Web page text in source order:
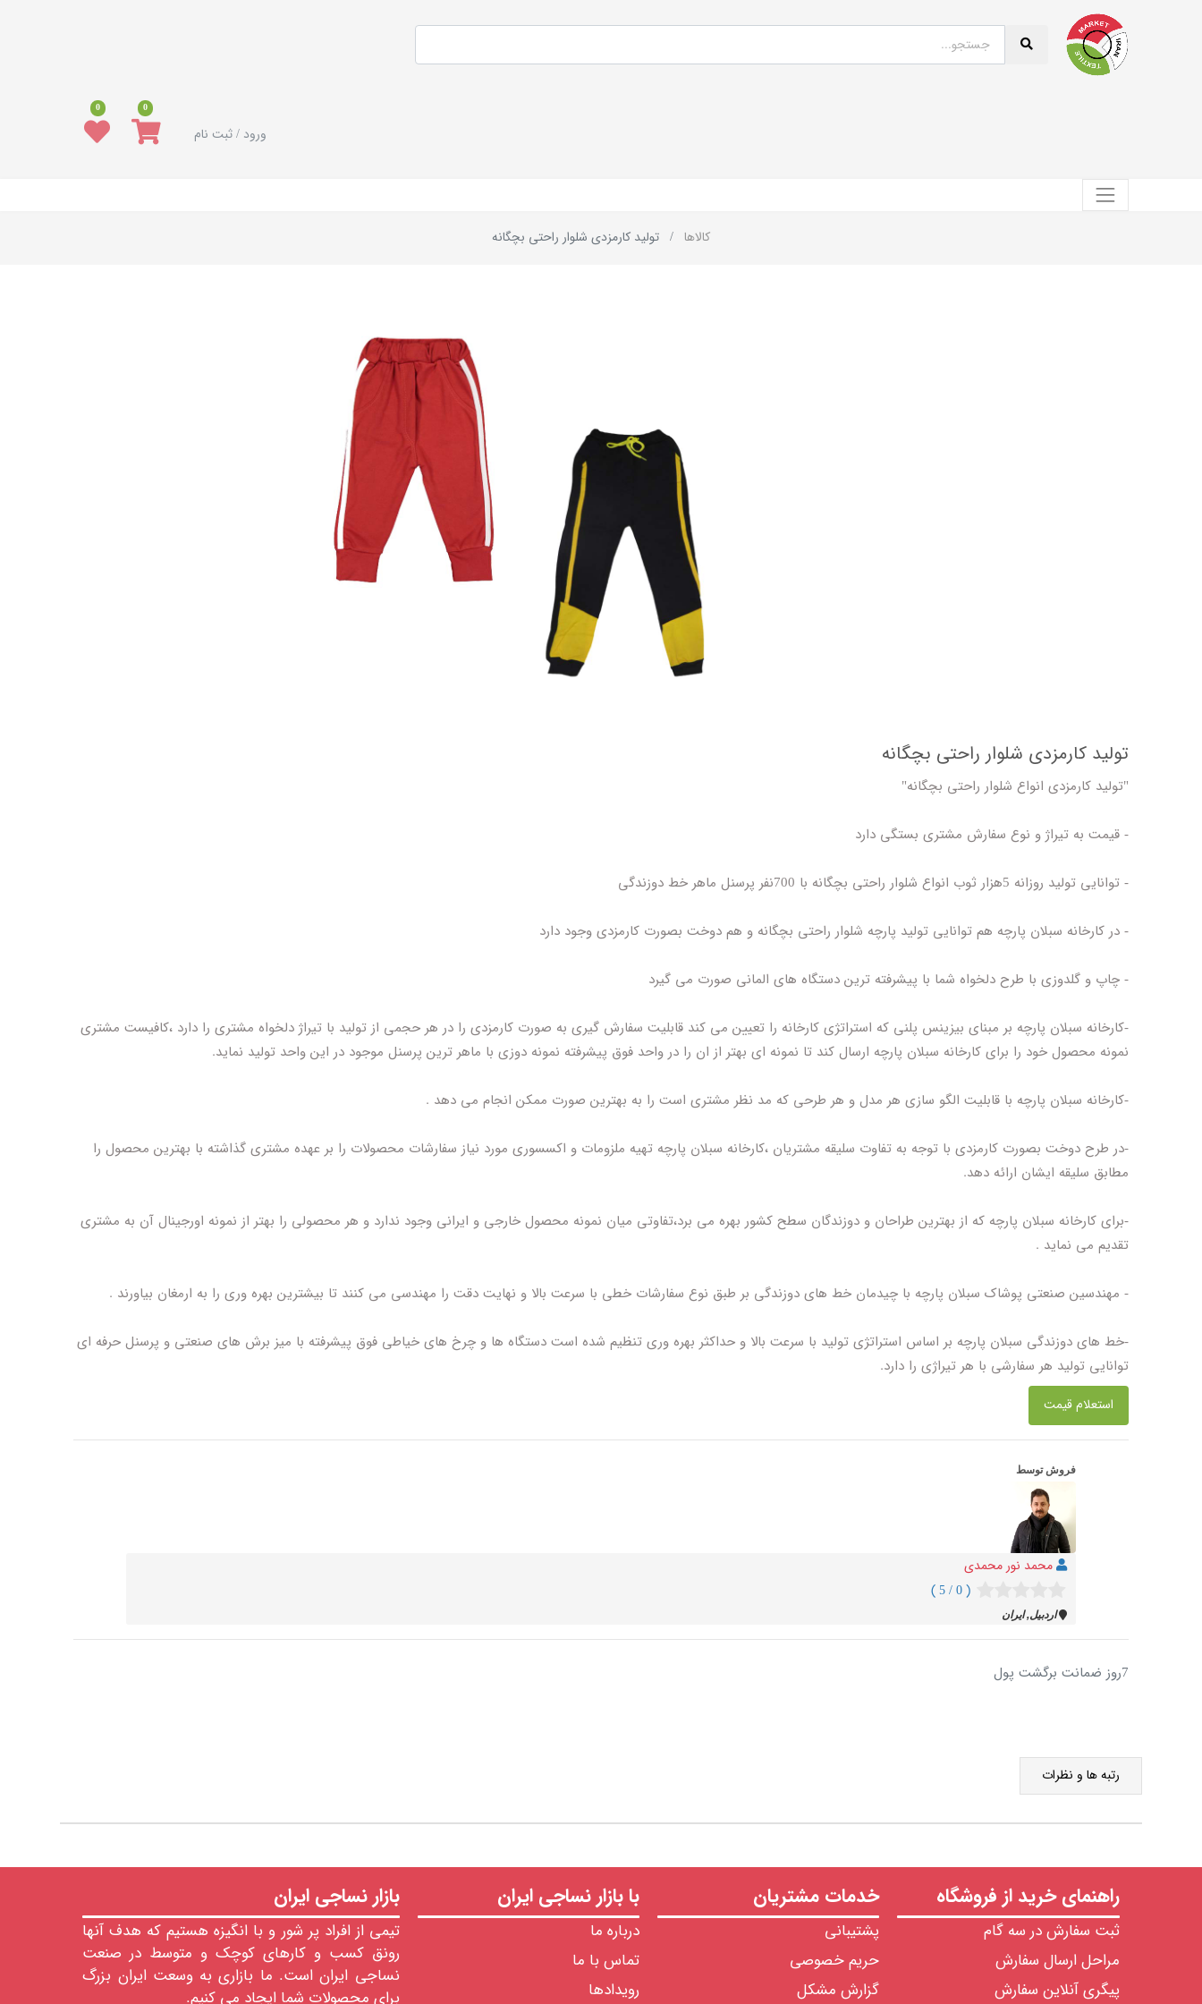
ورود / ثبت نام
0
0
کالاها تولید کارمزدی شلوار راحتی بچگانه
تولید کارمزدی شلوار راحتی بچگانه
"تولید کارمزدی انواع شلوار راحتی بچگانه"
- قیمت به تیراژ و نوع سفارش مشتری بستگی دارد
- توانایی تولید روزانه 5هزار ثوب انواع شلوار راحتی بچگانه با 700نفر پرسنل ماهر خط دوزندگی
- در کارخانه سبلان پارچه هم توانایی تولید پارچه شلوار راحتی بچگانه و هم دوخت بصورت کارمزدی وجود دارد
- چاپ و گلدوزی با طرح دلخواه شما با پیشرفته ترین دستگاه های المانی صورت می گیرد
-کارخانه سبلان پارچه بر مبنای بیزینس پلنی که استراتژی کارخانه را تعیین می کند قابلیت سفارش گیری به صورت کارمزدی را در هر حجمی از تولید با تیراژ دلخواه مشتری را دارد ،کافیست مشتری
نمونه محصول خود را برای کارخانه سبلان پارچه ارسال کند تا نمونه ای بهتر از ان را در واحد فوق پیشرفته نمونه دوزی با ماهر ترین پرسنل موجود در این واحد تولید نماید.
-کارخانه سبلان پارچه با قابلیت الگو سازی هر مدل و هر طرحی که مد نظر مشتری است را به بهترین صورت ممکن انجام می دهد .
-در طرح دوخت بصورت کارمزدی با توجه به تفاوت سلیقه مشتریان ،کارخانه سبلان پارچه تهیه ملزومات و اکسسوری مورد نیاز سفارشات محصولات را بر عهده مشتری گذاشته با بهترین محصول را
مطابق سلیقه ایشان ارائه دهد.
-برای کارخانه سبلان پارچه که از بهترین طراحان و دوزندگان سطح کشور بهره می برد،تفاوتی میان نمونه محصول خارجی و ایرانی وجود ندارد و هر محصولی را بهتر از نمونه اورجینال آن به مشتری
تقدیم می نماید .
- مهندسین صنعتی پوشاک سبلان پارچه با چیدمان خط های دوزندگی بر طبق نوع سفارشات خطی با سرعت بالا و نهایت دقت را مهندسی می کنند تا بیشترین بهره وری را به ارمغان بیاورند .
-خط های دوزندگی سبلان پارچه بر اساس استراتژی تولید با سرعت بالا و حداکثر بهره وری تنظیم شده است دستگاه ها و چرخ های خیاطی فوق پیشرفته با میز برش های صنعتی و پرسنل حرفه ای
توانایی تولید هر سفارشی با هر تیراژی را دارد.
استعلام قیمت
فروش توسط
محمد نور محمدی
( 0 / 5 )
اردبيل, ایران
7روز ضمانت برگشت پول
رتبه ها و نظرات
راهنمای خرید از فروشگاه
ثبت سفارش در سه گام
مراحل ارسال سفارش
پیگری آنلاین سفارش
خدمات مشتریان
پشتیبانی
حریم خصوصی
گزارش مشکل
با بازار نساجی ایران
درباره ما
تماس با ما
رویدادها
بازار نساجی ایران
تیمی از افراد پر شور و با انگیزه هستیم که هدف آنها
رونق کسب و کارهای کوچک و متوسط در صنعت
نساجی ایران است. ما بازاری به وسعت ایران بزرگ
برای محصولات شما ایجاد می کنیم.